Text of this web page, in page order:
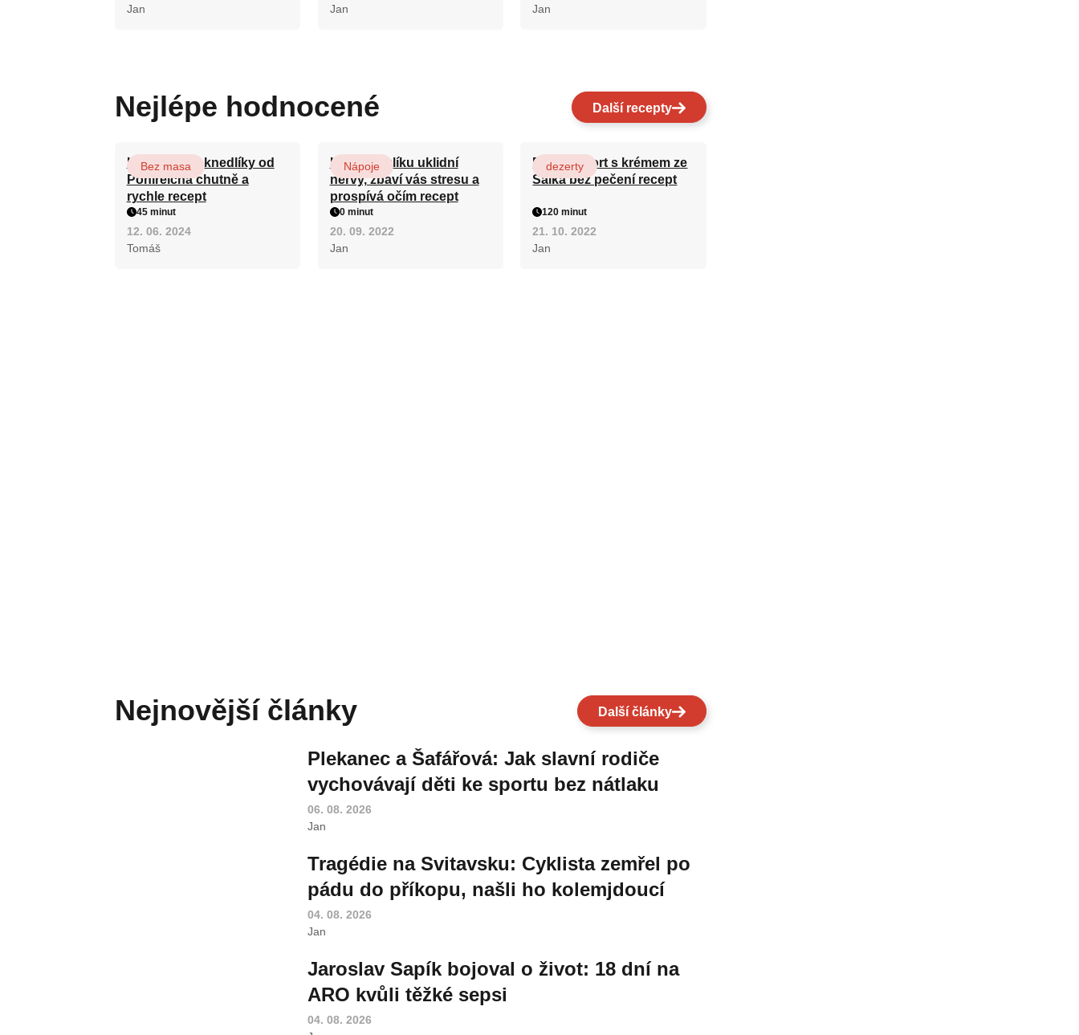
Jan
Jan
Jan
Nejlépe hodnocené Další recepty
Karlovarské knedlíky od
Pohlreicha chutně a
rychle recept
Bez masa
45 minut
12. 06. 2024
Tomáš
Kořen kozlíku uklidní
nervy, zbaví vás stresu a
prospívá očím recept
Nápoje
0 minut
20. 09. 2022
Jan
Patrový dort s krémem ze
Salka bez pečení recept
dezerty
120 minut
21. 10. 2022
Jan
Nejnovější články Další články
Plekanec a Šafářová: Jak slavní rodiče
vychovávají děti ke sportu bez nátlaku
06. 08. 2026
Jan
Tragédie na Svitavsku: Cyklista zemřel po
pádu do příkopu, našli ho kolemjdoucí
04. 08. 2026
Jan
Jaroslav Sapík bojoval o život: 18 dní na
ARO kvůli těžké sepsi
04. 08. 2026